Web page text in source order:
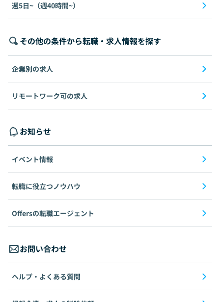
週5日~（週40時間~）
その他の条件から転職・求人情報を探す
企業別の求人
リモートワーク可の求人
お知らせ
イベント情報
転職に役立つノウハウ
Offersの転職エージェント
お問い合わせ
ヘルプ・よくある質問